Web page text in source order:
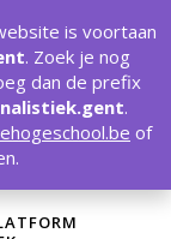
is voortaan
. Zoek je nog
dan de prefix
.
of